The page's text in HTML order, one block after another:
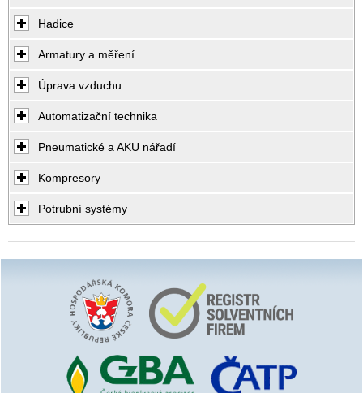
Hadice
Armatury a měření
Úprava vzduchu
Automatizační technika
Pneumatické a AKU nářadí
Kompresory
Potrubní systémy